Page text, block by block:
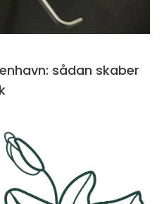
sådan skaber